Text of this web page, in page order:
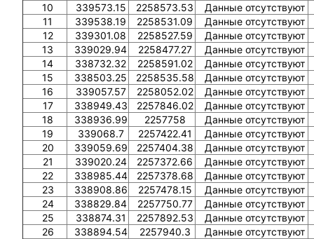
10
339573.15 2258573.53
Данные отсутствуют
11
339538.19 2258531.09
Данные отсутствуют
12
339301.08 2258527.59
Данные отсутствуют
13
339029.94 2258477.27
Данные отсутствуют
14
338732.32 2258591.02
Данные отсутствуют
15
338503.25 2258535.58
Данные отсутствуют
16
339057.57 2258052.02
Данные отсутствуют
17
338949.43 2257846.02
Данные отсутствуют
18
338936.99 2257758
Данные отсутствуют
19
339068.7 2257422.41
Данные отсутствуют
20
339059.69 2257404.38
Данные отсутствуют
21
339020.24 2257372.66
Данные отсутствуют
22
338985.44 2257378.68
Данные отсутствуют
23
338908.86 2257478.15
Данные отсутствуют
24
338829.84 2257750.77
Данные отсутствуют
25
338874.31 2257892.53
Данные отсутствуют
26
338894.54 2257940.3
Данные отсутствуют